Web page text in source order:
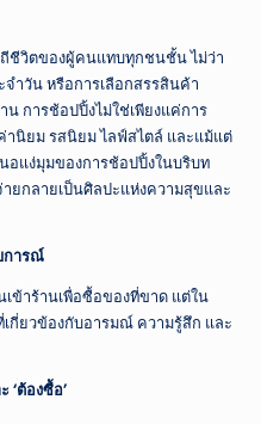
ชีวิตของผู้คนแทบทุกชนชั้น ไม่ว่า
ำวัน หรือการเลือกสรรสินค้า
การช้อปปิ้งไม่ใช่เพียงแค่การ
นิยม รสนิยม ไลฟ์สไตล์ และแม้แต่
อแง่มุมของการช้อปปิ้งในบริบท
ยกลายเป็นศิลปะแห่งความสุขและ
การณ์
ข้าร้านเพื่อซื้อของที่ขาด แต่ใน
กี่ยวข้องกับอารมณ์ ความรู้สึก และ
‘ต้องซื้อ’